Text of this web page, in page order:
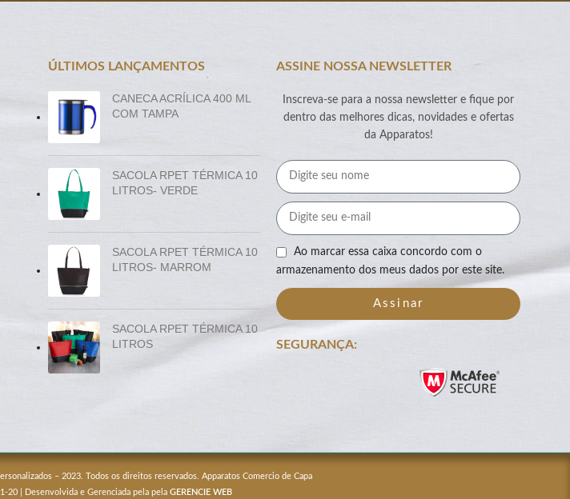
ÚLTIMOS LANÇAMENTOS
CANECA ACRÍLICA 400 ML
COM TAMPA
SACOLA RPET TÉRMICA 10
LITROS- VERDE
SACOLA RPET TÉRMICA 10
LITROS- MARROM
SACOLA RPET TÉRMICA 10
LITROS
ASSINE NOSSA NEWSLETTER
Inscreva-se para a nossa newsletter e fique por
dentro das melhores dicas, novidades e ofertas
da Apparatos!
Ao marcar essa caixa concordo com o
armazenamento dos meus dados por este site.
Assinar
SEGURANÇA:
– 2023. Todos os direitos reservados. Apparatos Comercio de Capa
20 | Desenvolvida e Gerenciada pela pela GERENCIE WEB